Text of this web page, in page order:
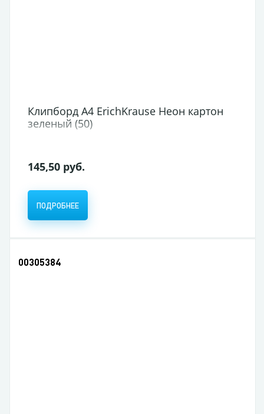
Клипборд А4 ErichKrause Неон картон
зеленый (50)
145,50 руб.
ПОДРОБНЕЕ
00305384